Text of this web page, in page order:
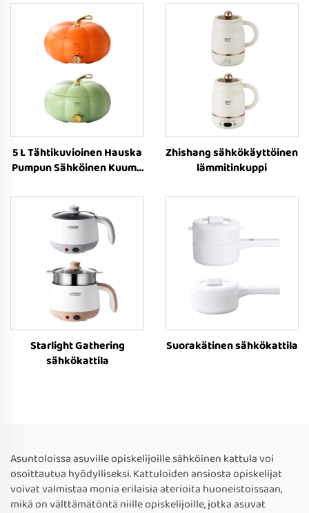
5 L Tähtikuvioinen Hauska
Pumpun Sähköinen Kuuma
Zhishang sähkökäyttöinen
lämmitinkuppi
Starlight Gathering
sähkökattila
Suorakätinen sähkökattila
Asuntoloissa asuville opiskelijoille sähköinen kattula voi
osoittautua hyödylliseksi. Kattuloiden ansiosta opiskelijat
voivat valmistaa monia erilaisia aterioita huoneistoissaan,
mikä on välttämätöntä niille opiskelijoille, jotka asuvat